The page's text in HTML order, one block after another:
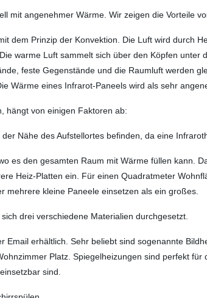
mit angenehmer Wärme. Wir zeigen die Vorteile
dem Prinzip der Konvektion. Die Luft wird durch
warme Luft sammelt sich über den Köpfen
feste Gegenstände und die Raumluft werden
Wärme eines Infrarot-Paneels wird als sehr
hängt von einigen Faktoren ab:
Nähe des Aufstellortes befinden, da eine
es den gesamten Raum mit Wärme füllen kann.
Heiz-Platten ein. Für einen Quadratmeter
mehrere kleine Paneele einsetzen als ein großes.
drei verschiedene Materialien durchgesetzt.
Email erhältlich. Sehr beliebt sind sogenannte
Platz. Spiegelheizungen sind perfekt
sind.